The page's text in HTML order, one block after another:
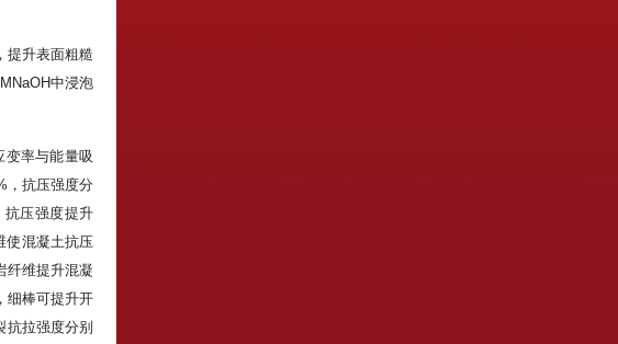
提升表面粗糙
中浸泡
变率与能量吸
，抗压强度分
抗压强度提升
使混凝土抗压
纤维提升混凝
细棒可提升开
拉强度分别